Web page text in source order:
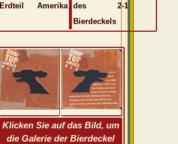
Erdteil Amerika des
Bierdeckels
2-1
Klicken Sie auf das Bild, um
die Galerie der Bierdeckel